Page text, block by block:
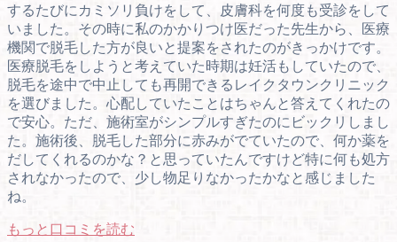
するたびにカミソリ負けをして、皮膚科を何度も受診をして
いました。その時に私のかかりつけ医だった先生から、医療
機関で脱毛した方が良いと提案をされたのがきっかけです。
医療脱毛をしようと考えていた時期は妊活もしていたので、
脱毛を途中で中止しても再開できるレイクタウンクリニック
を選びました。心配していたことはちゃんと答えてくれたの
で安心。ただ、施術室がシンプルすぎたのにビックリしまし
た。施術後、脱毛した部分に赤みがでていたので、何か薬を
だしてくれるのかな？と思っていたんですけど特に何も処方
されなかったので、少し物足りなかったかなと感じました
ね。
もっと口コミを読む